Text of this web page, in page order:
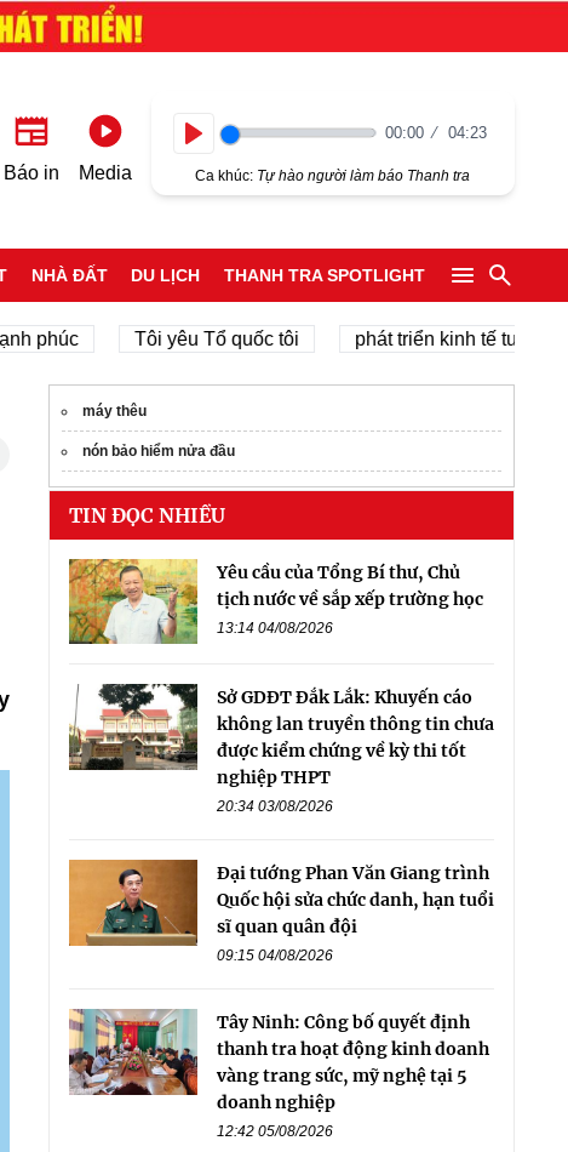
Báo in Media
00:00 04:23
Ca khúc: Tự hào người làm báo Thanh tra
NHÀ ĐẤT DU LỊCH THANH TRA SPOTLIGHT
Tôi yêu Tổ quốc tôi phát triển kinh tế tư nhân
máy thêu
nón bảo hiểm nửa đầu
TIN ĐỌC NHIỀU
Yêu cầu của Tổng Bí thư, Chủ
tịch nước về sắp xếp trường học
13:14 04/08/2026
Sở GDĐT Đắk Lắk: Khuyến cáo
không lan truyền thông tin chưa
được kiểm chứng về kỳ thi tốt
nghiệp THPT
20:34 03/08/2026
Đại tướng Phan Văn Giang trình
Quốc hội sửa chức danh, hạn tuổi
sĩ quan quân đội
09:15 04/08/2026
Tây Ninh: Công bố quyết định
thanh tra hoạt động kinh doanh
vàng trang sức, mỹ nghệ tại 5
doanh nghiệp
12:42 05/08/2026